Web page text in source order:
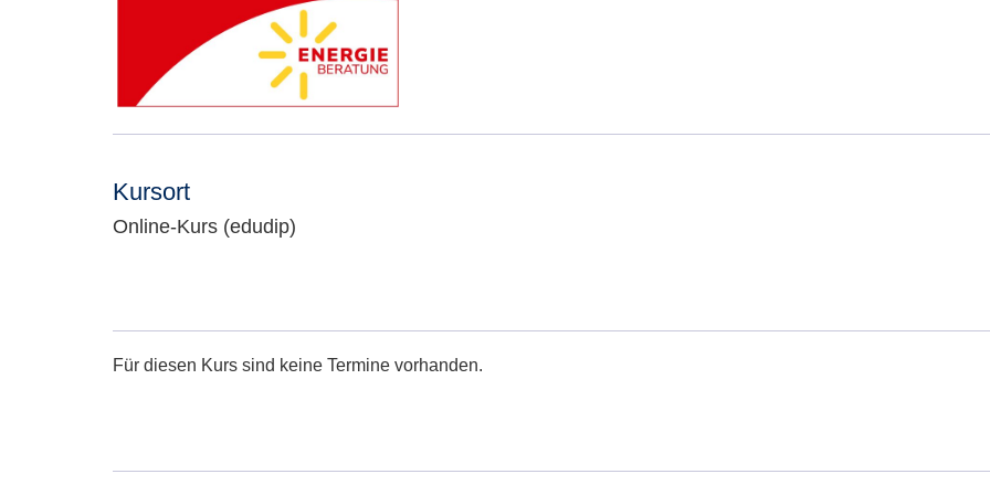
Kursort
Online-Kurs (edudip)
Für diesen Kurs sind keine Termine vorhanden.